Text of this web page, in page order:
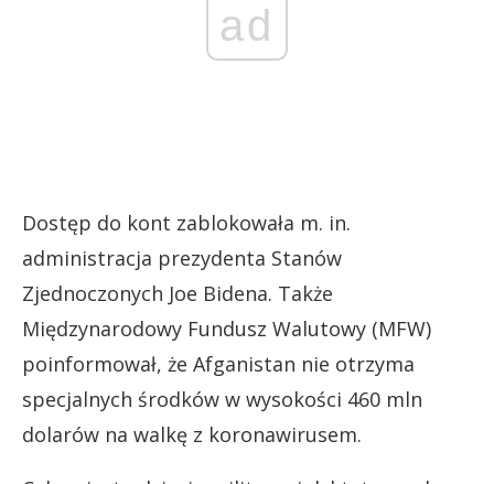
ad
Dostęp do kont zablokowała m. in.
administracja prezydenta Stanów
Zjednoczonych Joe Bidena. Także
Międzynarodowy Fundusz Walutowy (MFW)
poinformował, że Afganistan nie otrzyma
specjalnych środków w wysokości 460 mln
dolarów na walkę z koronawirusem.